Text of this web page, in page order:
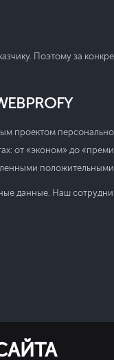
Поэтому за
проектом
от «эконом» до
данные. Наш